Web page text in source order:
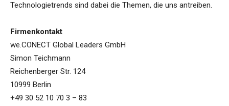
Technologietrends sind dabei die Themen, die uns antreiben.
Firmenkontakt
we.CONECT Global Leaders GmbH
Simon Teichmann
Reichenberger Str. 124
10999 Berlin
+49 30 52 10 70 3 – 83